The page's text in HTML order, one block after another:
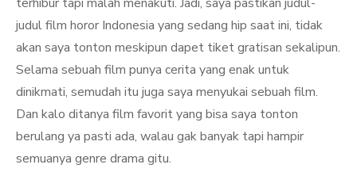
judul film horor Indonesia yang sedang hip saat ini, tidak
akan saya tonton meskipun dapet tiket gratisan sekalipun.
Selama sebuah film punya cerita yang enak untuk
dinikmati, semudah itu juga saya menyukai sebuah film.
Dan kalo ditanya film favorit yang bisa saya tonton
berulang ya pasti ada, walau gak banyak tapi hampir
semuanya genre drama gitu.